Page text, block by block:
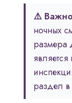
⚠️
ночных
размера
раздел